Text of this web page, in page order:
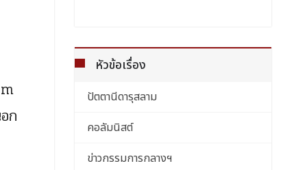
ก
หัวข้อเรื่อง
ปัตตานีดารุสลาม
คอลัมนิสต์
ข่าวกรรมการกลางฯ